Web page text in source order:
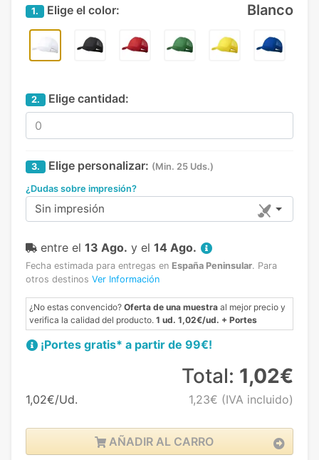
1. Elige el color: Blanco
2. Elige cantidad:
3. Elige personalizar: (Min. 25 Uds.)
¿Dudas sobre impresión?
Sin impresión
entre el 13 Ago. y el 14 Ago.
Fecha estimada para entregas en España Peninsular. Para
otros destinos Ver Información
¿No estas convencido? Oferta de una muestra al mejor precio y
verifica la calidad del producto. 1 ud. 1,02€/ud. + Portes
¡Portes gratis* a partir de 99€!
1,02€/Ud.
Total: 1,02€
1,23€ (IVA incluido)
AÑADIR AL CARRO